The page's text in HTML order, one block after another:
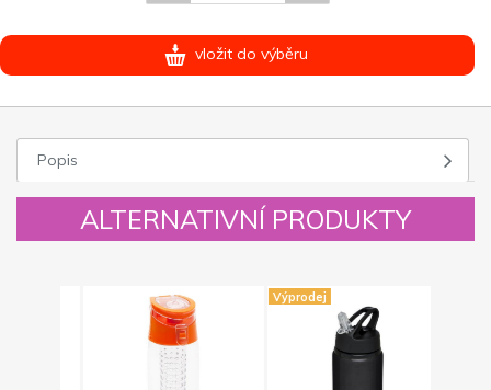
vložit do výběru
Popis
ALTERNATIVNÍ PRODUKTY
Výprodej